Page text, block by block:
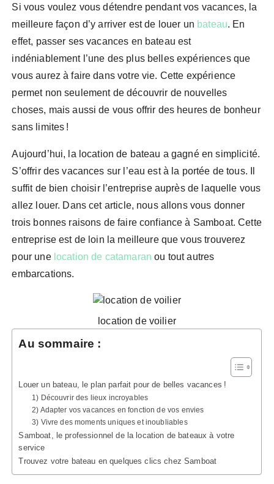
Si vous voulez vous détendre pendant vos vacances, la
meilleure façon d’y arriver est de louer un bateau. En
effet, passer ses vacances en bateau est
indéniablement l’une des plus belles expériences que
vous aurez à faire dans votre vie. Cette expérience
permet non seulement de découvrir de nouvelles
choses, mais aussi de vous offrir des heures de bonheur
sans limites !
Aujourd’hui, la location de bateau a gagné en simplicité.
S’offrir des vacances sur l’eau est à la portée de tous. Il
suffit de bien choisir l’entreprise auprès de laquelle vous
allez louer. Dans cet article, nous allons vous donner
trois bonnes raisons de faire confiance à Samboat. Cette
entreprise est de loin la meilleure que vous trouverez
pour une location de catamaran ou tout autres
embarcations.
location de voilier
Au sommaire :
Louer un bateau, le plan parfait pour de belles vacances !
1) Découvrir des lieux incroyables
2) Adapter vos vacances en fonction de vos envies
3) Vivre des moments uniques et inoubliables
Samboat, le professionnel de la location de bateaux à votre
service
Trouvez votre bateau en quelques clics chez Samboat